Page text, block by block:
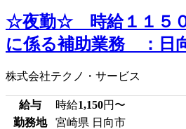
☆夜勤☆ 時給１１５
に係る補助業務 ：日
株式会社テクノ・サービス
給与 時給1,150円〜
勤務地
宮崎県 日向市